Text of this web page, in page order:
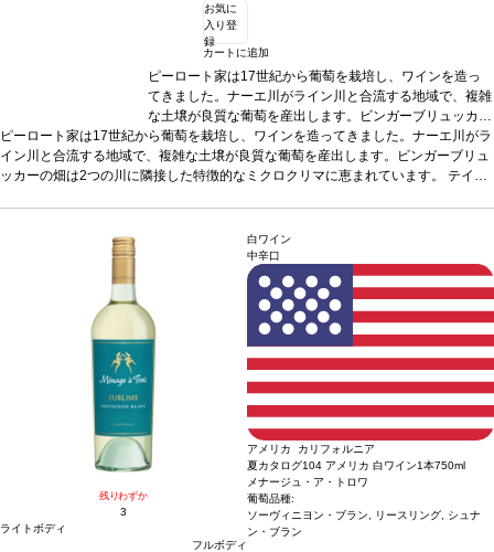
お気に
入り登
録
カートに追加
ピーロート家は17世紀から葡萄を栽培し、ワインを造っ
てきました。ナーエ川がライン川と合流する地域で、複雑
な土壌が良質な葡萄を産出します。ビンガーブリュッカー
の畑は2つの川に隣接した特徴的なミクロクリマに恵まれ
ています。テイスティングノートノーズはジャスミン、
マンゴー、桃を示し、青リンゴやほのかなライムピールが
タイ・カレー、ロックフォールチーズなどと好相性。
リースリング*本ヴィンテージが在庫切れの場合、
在庫があり価格が同様の場合は自動的に次のヴィンテージ
に変更されます、ご了承ください。
ピーロート家は17世紀から葡萄を栽培し、ワインを造ってきました。ナーエ川がラ
イン川と合流する地域で、複雑な土壌が良質な葡萄を産出します。ビンガーブリュ
ッカーの畑は2つの川に隣接した特徴的なミクロクリマに恵まれています。 テイス
スパイスの効いた料理、タイ・カレー、ロックフォールチーズ
葡萄品種
*本ヴィンテージが在庫切れの場合、在庫が
あり価格が同様の場合は自動的に次のヴィンテージに変更されます、ご了承くださ
残りわずか
3
ライトボディ
フルボディ
白ワイン
中辛口
アメリカ カリフォルニア
夏カタログ104 アメリカ 白ワイン1本750ml
メナージュ・ア・トロワ
葡萄品種:
ソーヴィニヨン・ブラン, リースリング, シュナ
ン・ブラン